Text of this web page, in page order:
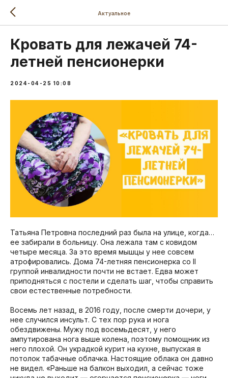
Актуальное
Кровать для лежачей 74-
летней пенсионерки
2024-04-25 10:08
Татьяна Петровна последний раз была на улице, когда…
ее забирали в больницу. Она лежала там с ковидом
четыре месяца. За это время мышцы у нее совсем
атрофировались. Дома 74-летняя пенсионерка со II
группой инвалидности почти не встает. Едва может
приподняться с постели и сделать шаг, чтобы справить
свои естественные потребности.
Восемь лет назад, в 2016 году, после смерти дочери, у
нее случился инсульт. С тех пор рука и нога
обездвижены. Мужу под восемьдесят, у него
ампутирована нога выше колена, поэтому помощник из
него плохой. Он украдкой курит на кухне, выпуская в
потолок табачные облачка. Настоящие облака он давно
не видел. «Раньше на балкон выходил, а сейчас тоже